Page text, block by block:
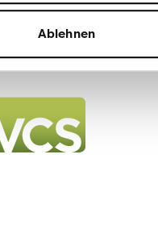
Ablehnen